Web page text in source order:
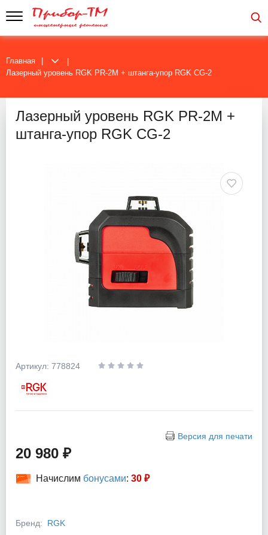
Главная
Лазерный уровень RGK PR-2M + штанга-упор RGK CG-2
Лазерный уровень RGK PR-2M +
штанга-упор RGK CG-2
Артикул: 778824
Версия для печати
20 980 ₽
Начислим бонусами: 30 ₽
Бренд:
RGK